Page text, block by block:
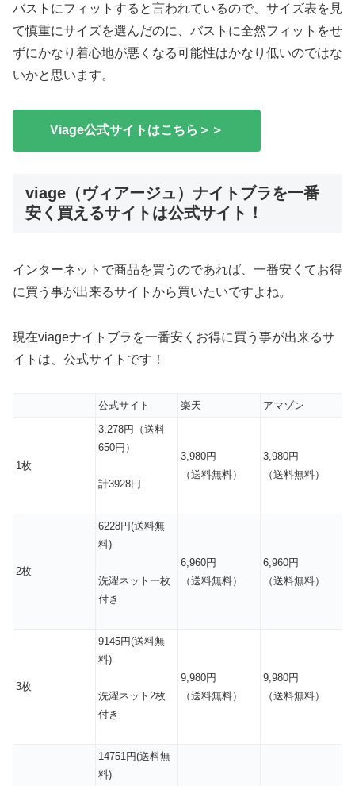
バストにフィットすると言われているので、サイズ表を見
て慎重にサイズを選んだのに、バストに全然フィットをせ
ずにかなり着心地が悪くなる可能性はかなり低いのではな
いかと思います。
Viage公式サイトはこちら＞＞
viage（ヴィアージュ）ナイトブラを一番
安く買えるサイトは公式サイト！
インターネットで商品を買うのであれば、一番安くてお得
に買う事が出来るサイトから買いたいですよね。
現在viageナイトブラを一番安くお得に買う事が出来るサ
イトは、公式サイトです！
公式サイト 楽天 アマゾン
1枚
3,278円（送料
650円）
計3928円
3,980円
（送料無料）
3,980円
（送料無料）
2枚
6228円(送料無
料)
洗濯ネット一枚
付き
6,960円
（送料無料）
6,960円
（送料無料）
3枚
9145円(送料無
料)
洗濯ネット2枚
付き
9,980円
（送料無料）
9,980円
（送料無料）
14751円(送料無
料)